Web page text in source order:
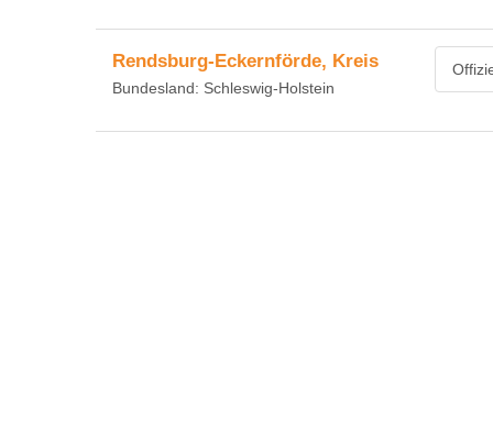
Rendsburg-Eckernförde, Kreis
Bundesland: Schleswig-Holstein